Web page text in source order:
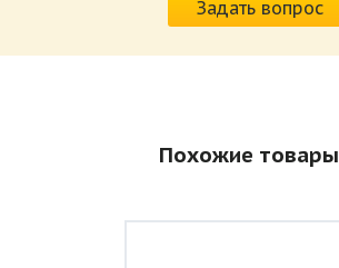
Размер: 520.36 КбЗадать вопрос
Похожие товары